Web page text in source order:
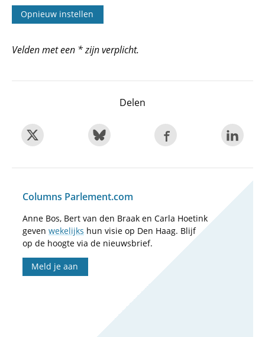
Velden met een * zijn verplicht.
Delen
Columns Parlement.com
Anne Bos, Bert van den Braak en Carla Hoetink
geven wekelijks hun visie op Den Haag. Blijf
op de hoogte via de nieuwsbrief.
Meld je aan